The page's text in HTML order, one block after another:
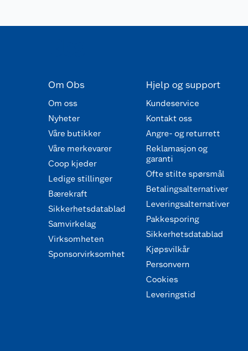
Om Obs
Om oss
Nyheter
Våre butikker
Våre merkevarer
Coop kjeder
Ledige stillinger
Bærekraft
Sikkerhetsdatablad
Samvirkelag
Virksomheten
Sponsorvirksomhet
Hjelp og support
Kundeservice
Kontakt oss
Angre- og returrett
Reklamasjon og
garanti
Ofte stilte spørsmål
Betalingsalternativer
Leveringsalternativer
Pakkesporing
Sikkerhetsdatablad
Kjøpsvilkår
Personvern
Cookies
Leveringstid